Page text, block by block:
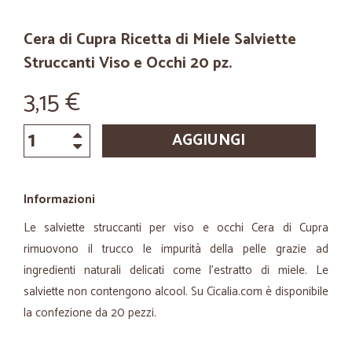
Cera di Cupra Ricetta di Miele Salviette
Struccanti Viso e Occhi 20 pz.
3,15 €
AGGIUNGI
Informazioni
Le salviette struccanti per viso e occhi Cera di Cupra
rimuovono il trucco le impurità della pelle grazie ad
ingredienti naturali delicati come l’estratto di miele. Le
salviette non contengono alcool. Su Cicalia.com è disponibile
la confezione da 20 pezzi.